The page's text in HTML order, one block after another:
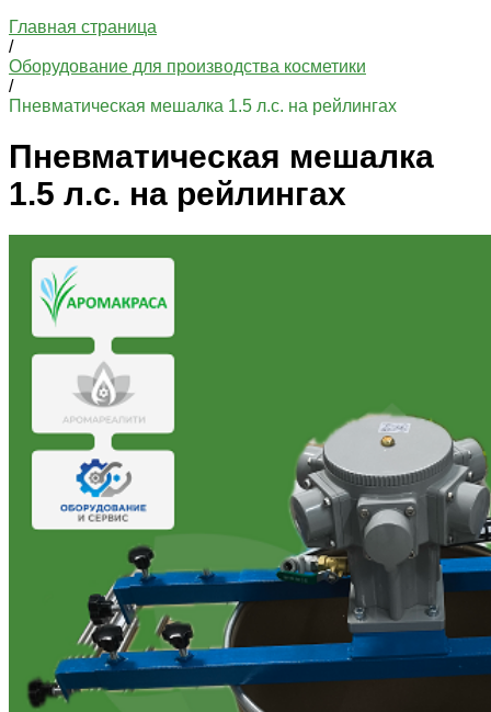
Главная страница
/
Оборудование для производства косметики
/
Пневматическая мешалка 1.5 л.с. на рейлингах
Пневматическая мешалка
1.5 л.с. на рейлингах